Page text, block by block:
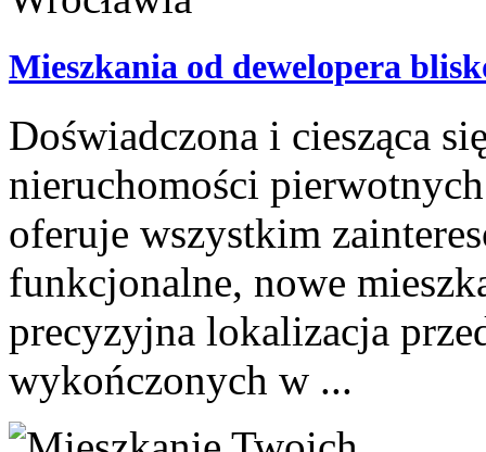
Mieszkania od dewelopera
Doświadczona i ciesząca
nieruchomości
oferuje wszystkim
funkcjonalne, nowe
precyzyjna lokalizacja
wykończonych w ...